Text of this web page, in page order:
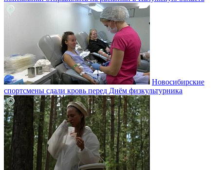
Новосибирские
спортсмены сдали кровь перед Днём физкультурника